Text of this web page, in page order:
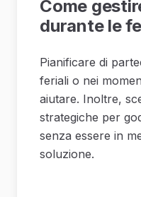
Come
durante le
Pianificare di
feriali o nei
aiutare. Inoltre,
strategiche per
senza essere in
soluzione.